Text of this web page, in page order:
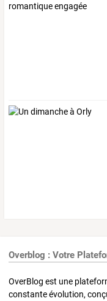
Overblog : Votre
OverBlog est une
constante évolution,